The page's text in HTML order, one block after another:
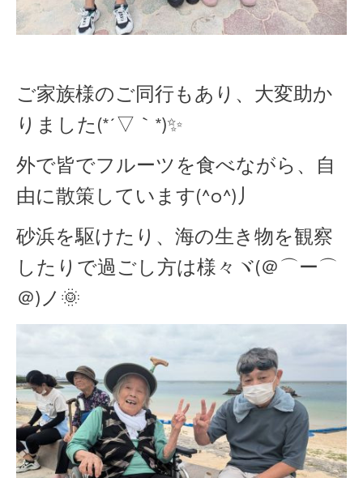
ご家族様のご同行もあり、大変助か
りました(*´▽｀*)✨
外で皆でフルーツを食べながら、自
由に散策しています(^o^)丿
砂浜を駆けたり、海の生き物を観察
したりで過ごし方は様々ヾ(＠⌒ー⌒
＠)ノ🌞